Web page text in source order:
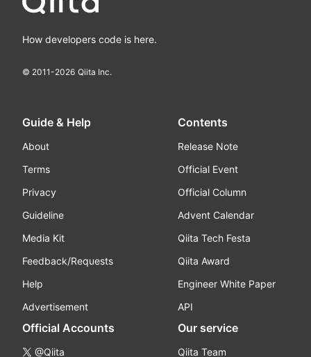
How developers code is here.
© 2011-2026 Qiita Inc.
Guide & Help
About
Terms
Privacy
Guideline
Media Kit
Feedback/Requests
Help
Advertisement
Contents
Release Note
Official Event
Official Column
Advent Calendar
Qiita Tech Festa
Qiita Award
Engineer White Paper
API
Official Accounts
@Qiita
Our service
Qiita Team